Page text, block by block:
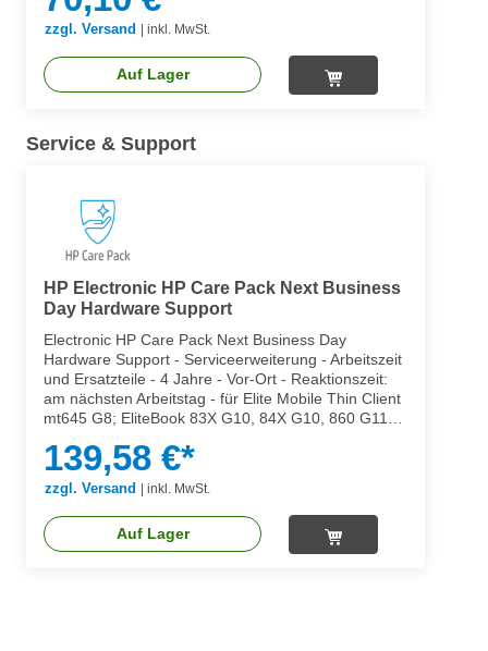
zzgl. Versand inkl. MwSt.
Auf Lager
Service & Support
HP Electronic HP Care Pack Next Business
Day Hardware Support
Electronic HP Care Pack Next Business Day
Hardware Support - Serviceerweiterung - Arbeitszeit
und Ersatzteile - 4 Jahre - Vor-Ort - Reaktionszeit:
am nächsten Arbeitstag - für Elite Mobile Thin Client
mt645 G8; EliteBook 83X G10, 84X G10, 860 G11,
139,58 €*
zzgl. Versand inkl. MwSt.
Auf Lager